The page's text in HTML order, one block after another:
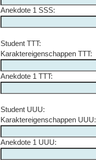
Anekdote 1 SSS:
Student TTT:
Karaktereigenschappen TTT:
Anekdote 1 TTT:
Student UUU:
Karaktereigenschappen UUU:
Anekdote 1 UUU: